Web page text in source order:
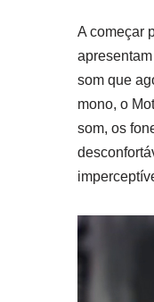
A começar
som que
mono, o
som, os